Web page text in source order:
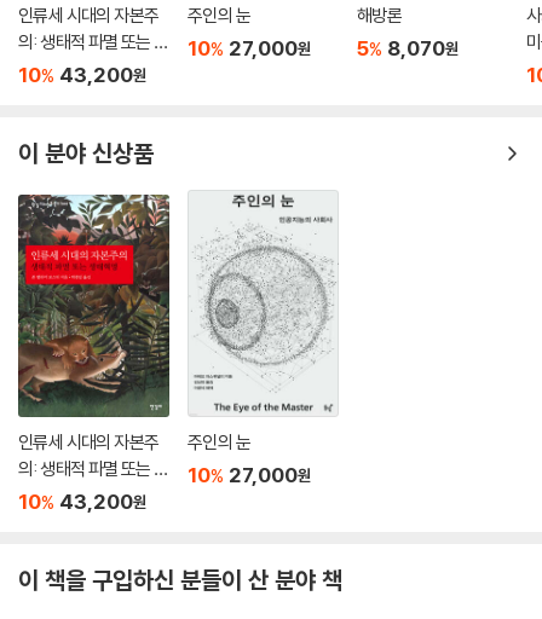
찰자의 역사에 대한 전망적인 분석이 아닙니다. 충실하든 그렇지 않든 첫
번째 극의 마르크스의 계승자는 루카치와 지식사회학자 만하임이라고 할
수 있습니다. 두 번째 극의 마르크스의 계승자들은 다양하고 이질적입니
고 있기 때문입니다.
--- p.363
사르트르가 그의 노력에도 불구하고 훌륭한 마르크스주의자가 되지 못했
음을 밝혀내기는 쉬운 일입니다. 그럼에도 불구하고 그가 마르크스주의자
라는 사실에 왜 그렇게 많은 중요성을 부여하고 있는가는 짚고 넘어가야
할 문제입니다. 그의 말에 따르자면 그가 마르크스주의자가 아니라면, 그
것은 인간은 현재 있지 않은 것으로 있거나 또는 현재 있는 것으로 있지 않
는 존재 방식 때문입니다. 조금 더 평범한 말로 하자면 그가 하나의 마르크
스주의를 믿고 있다고 할 때 그는 정말로 그렇게 믿고 있는 것입니다. 그런
데 이 마르크스주의는 마르크스주의자들에 의해 배척당한 마르크스주의
이고, 또 아마도 마르크스 자신도 놀랐을 그런 마르크스주의입니다.
--- p.166
이러한 비판점은 책의 제목에서 무엇보다 잘 드러난다. 역자는 이 부분을
다음과 같이 잘 설명한다.
바우어 형제와 그 추종자들을 비꼬기 위해 사용하고 있다. 마르크스와 엥
겔스는 이 책에서 바우어 형제와 그 일파, 곧 청년 헤겔 학파를 공격하면서
헤겔의 관념론을 비판한다. 이런 공격과 비판에 이어 마르크스와 엥겔스는
유물론적 관점을 수호한다. 마르크스와 엥겔스에 따르면, 청년 헤겔 학파
에 속했던 바우어 형제와 그 추종자들, 곧 비판적 신학자들은 국가와 종교
를 비판하긴 하지만, 그 비판이 구체적인 현실에 대한 관조와 이 현실을 개
혁하고자 하는 실천 활동에 대한 부정 위에서만 이루어질 뿐이었다. 마르
크스와 엥겔스는 이런 의미에서 그들의 책의 제목에 “비판적 비판에 대한
비판”이라는 표현을 넣었으며, 그들의 비판의 대상이 되고 있는 “비판적
비판”만을 일삼았던 자들을 싸잡아 ‘신성 가족’이라고 조롱하듯이 지칭한
것이다.
이런 점을 고려하면 아롱이 현상학적-실존주의적 마르크스주의를 제시한
사르트르와 메를로퐁티, 그들의 주위에 있었던 실존주의자들과 구조주의
신성 가족에서 다른 신성 가족으로”라는 부제를 사용한 것은, 이 두 유형의
인류세 시대의 자본주
의: 생태적 파멸 또는 생
태혁명
10% 43,200원
주인의 눈
10% 27,000원
해방론
5% 8,070원
이 분야 신상품
인류세 시대의 자본주
의: 생태적 파멸 또는 생
태혁명
10% 43,200원
주인의 눈
10% 27,000원
이 책을 구입하신 분들이 산 분야 책